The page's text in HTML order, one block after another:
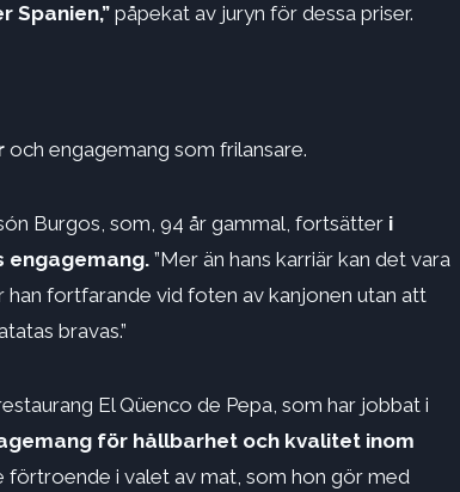
Spanien,” påpekat av juryn för dessa priser.
och engagemang som frilansare.
Burgos, som, 94 år gammal, fortsätter i
engagemang. ”Mer än hans karriär kan det vara
han fortfarande vid foten av kanjonen utan att
bravas.”
El Qüenco de Pepa, som har jobbat i
för hållbarhet och kvalitet inom
förtroende i valet av mat, som hon gör med